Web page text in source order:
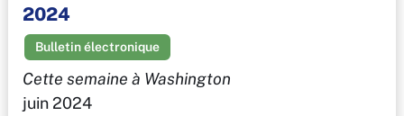
2024
Bulletin électronique
Cette semaine à Washington
juin 2024